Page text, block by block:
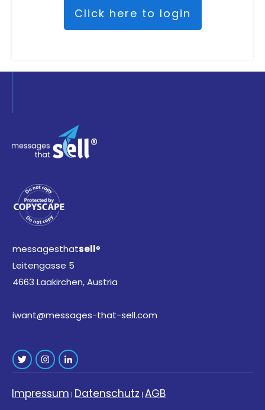
Click here to login
messagesthatsell®
Leitengasse 5
4663 Laakirchen, Austria
iwant@messages-that-sell.com
Impressum | Datenschutz | AGB